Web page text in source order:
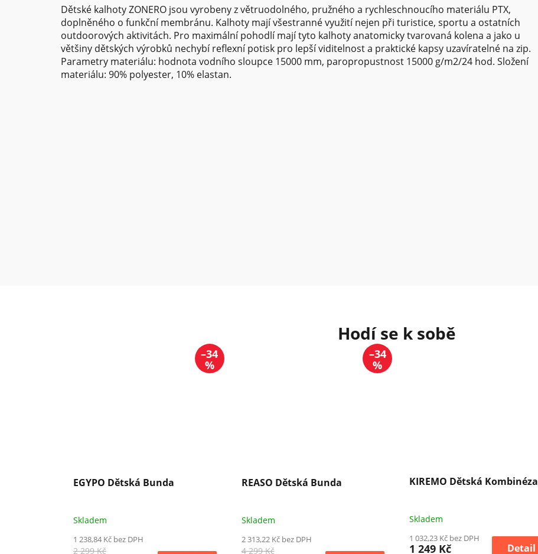
–34
%
EGYPO Dětská Bunda
Skladem
1 238,84 Kč bez DPH
2 299 Kč
–34
%
REASO Dětská Bunda
Skladem
2 313,22 Kč bez DPH
4 299 Kč
KIREMO Dětská Kombinéza
Skladem
1 032,23 Kč bez DPH
1 249 Kč Detail
Dětské kalhoty ZONERO jsou vyrobeny z větruodolného, pružného a rychleschnoucího materiálu PTX,
doplněného o funkční membránu. Kalhoty mají všestranné využití nejen při turistice, sportu a ostatních
outdoorových aktivitách. Pro maximální pohodlí mají tyto kalhoty anatomicky tvarovaná kolena a jako u
většiny dětských výrobků nechybí reflexní potisk pro lepší viditelnost a praktické kapsy uzavíratelné na zip.
Parametry materiálu: hodnota vodního sloupce 15000 mm, paropropustnost 15000 g/m2/24 hod. Složení
materiálu: 90% polyester, 10% elastan.